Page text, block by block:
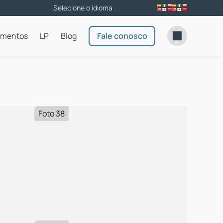
Fale conosco
Blog
LP
Foto 38